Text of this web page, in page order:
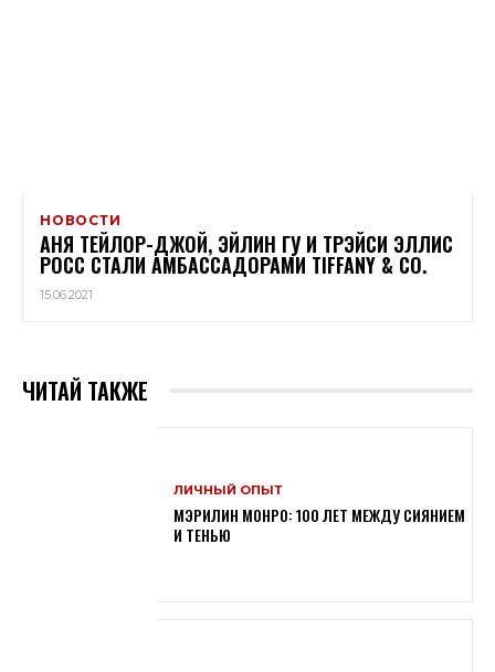
НОВОСТИ
АНЯ ТЕЙЛОР-ДЖОЙ, ЭЙЛИН ГУ И ТРЭЙСИ ЭЛЛИС
РОСС СТАЛИ АМБАССАДОРАМИ TIFFANY & CO.
15.06.2021
ЧИТАЙ ТАКЖЕ
ЛИЧНЫЙ ОПЫТ
МЭРИЛИН МОНРО: 100 ЛЕТ МЕЖДУ СИЯНИЕМ
И ТЕНЬЮ